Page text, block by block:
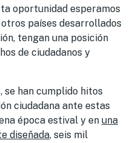
oportunidad esperamos
países desarrollados
tengan una posición
de ciudadanos y
se han cumplido hitos
ciudadana ante estas
época estival y en una
diseñada, seis mil